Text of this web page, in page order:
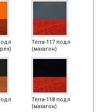
Terra-117 подл
(махагон)
Terra-118 подл
(махагон)